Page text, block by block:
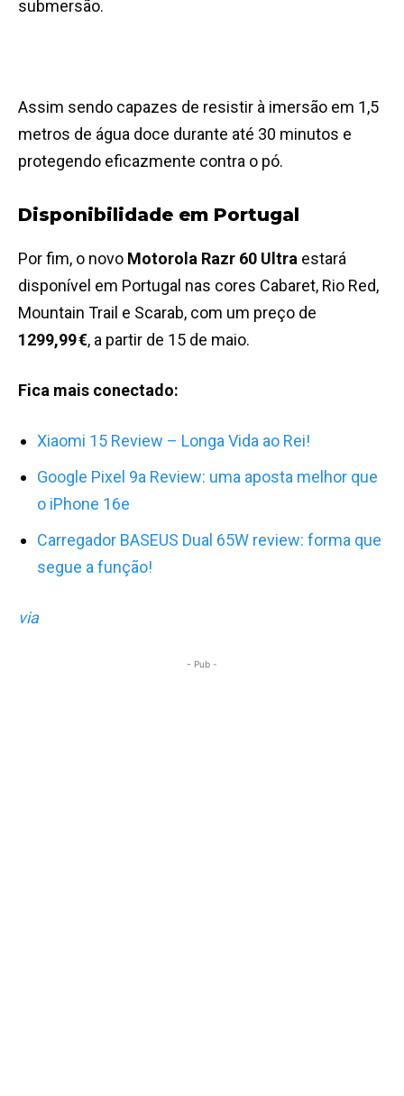
submersão.
Assim sendo capazes de resistir à imersão em 1,5
metros de água doce durante até 30 minutos e
protegendo eficazmente contra o pó.
Disponibilidade em Portugal
Por fim, o novo Motorola Razr 60 Ultra estará
disponível em Portugal nas cores Cabaret, Rio Red,
Mountain Trail e Scarab, com um preço de
1299,99 €, a partir de 15 de maio.
Fica mais conectado:
Xiaomi 15 Review – Longa Vida ao Rei!
Google Pixel 9a Review: uma aposta melhor que
o iPhone 16e
Carregador BASEUS Dual 65W review: forma que
segue a função!
via
- Pub -